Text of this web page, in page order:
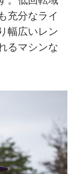
充分なライ
幅広いレン
るマシンな